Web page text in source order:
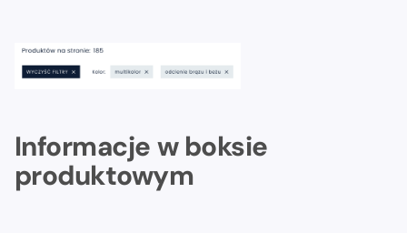
Informacje w boksie
produktowym